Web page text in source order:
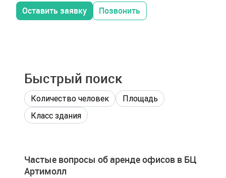
Оставить заявку Позвонить
Быстрый поиск
Количество человек
Площадь
Класс здания
Частые вопросы об аренде офисов в БЦ
Артимолл